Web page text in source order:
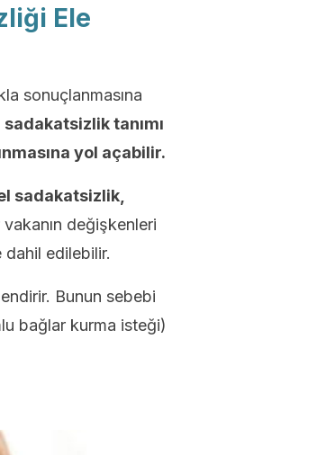
Ele
sonuçlanmasına
tanımı
yol açabilir.
sadakatsizlik,
vakanın değişkenleri
edilebilir.
Bunun sebebi
bağlar kurma isteği)